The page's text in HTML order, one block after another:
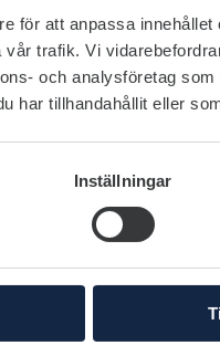
för att anpassa
trafik. Vi
och analysföretag
har tillhandahållit eller
Inställningar